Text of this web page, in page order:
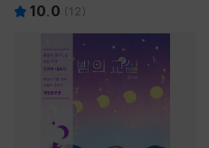
10.0 (12)